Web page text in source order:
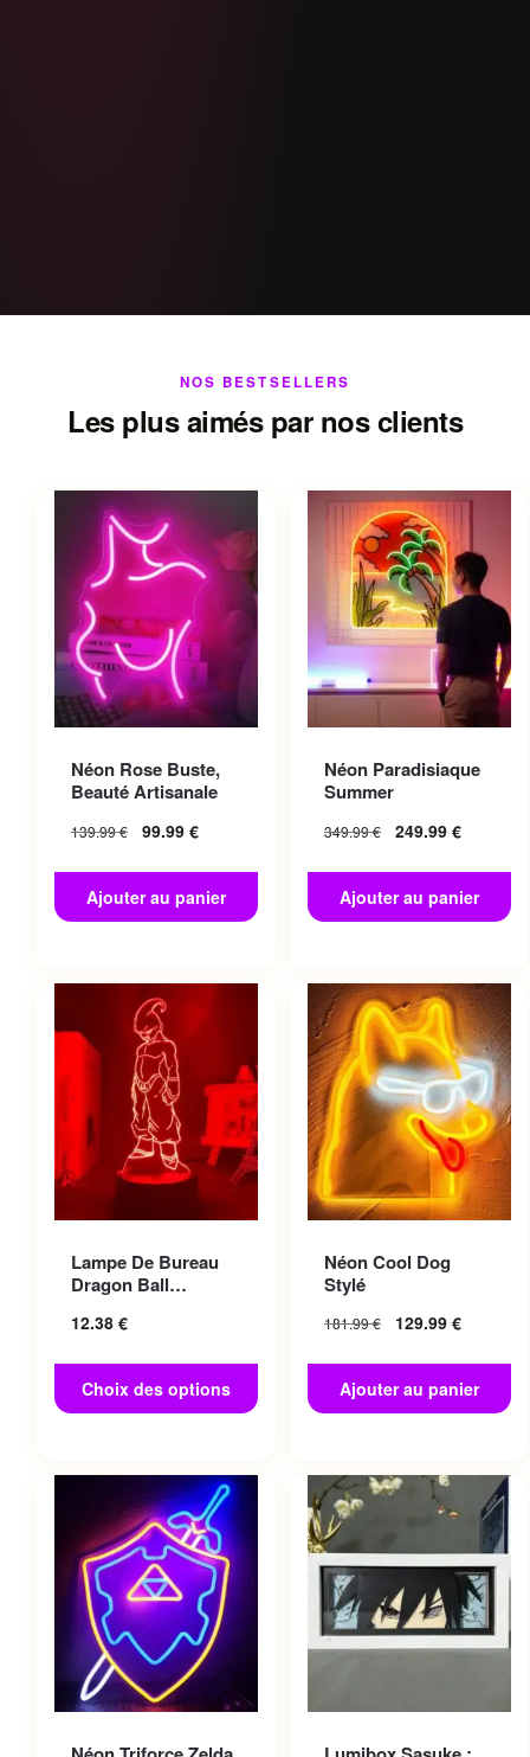
NOS BESTSELLERS
Les plus aimés par nos clients
Néon Rose Buste,
Beauté Artisanale
139.99€ 99.99 €
Ajouter au panier
Néon Paradisiaque
Summer
349.99€ 249.99 €
Ajouter au panier
Lampe De Bureau
Dragon Ball
12.38 €
Choix des options
variations. Les options
peuvent être choisies sur la
page du produit
Néon Cool Dog
Stylé
181.99€ 129.99 €
Ajouter au panier